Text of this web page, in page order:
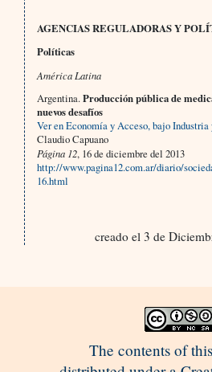
AGENCIAS REGULADORAS Y
Políticas
América Latina
Argentina.Producción pública de
nuevos desafíos
Ver en Economía y Acceso, bajo Industria
Claudio Capuano
Página 12, 16 de diciembre del 2013
http://www.pagina12.com.ar/diario/
16.html
creado el 3 de
The contents of